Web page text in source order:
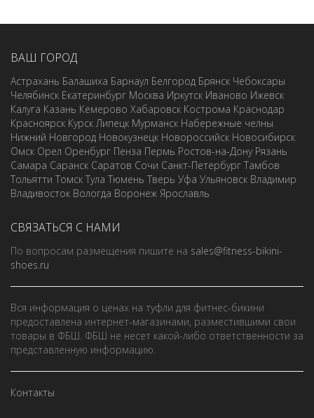
ВАШ ГОРОД
Астрахань Балашиха Барнаул Белгород Брянск Чебоксары
Челябинск Екатеринбург Москва Иркутск Иваново Ижевск
Калуга Казань Кемерово Хабаровск Кострома Краснодар
Красноярск Курск Липецк Мурманск Набережные челны
Нижний Новгород Новокузнецк Новороссийск Новосибирск
Омск Орел Оренбург Пенза Пермь Ростов-на-Дону Рязань
Самара Саранск Саратов Сочи Санкт-Петербург Тамбов
Тольятти Томск Тула Тюмень Тверь Уфа Ульяновск Владимир
Владивосток Вологда Воронеж Ярославль
СВЯЗАТЬСЯ С НАМИ
По вопросам размещения пишите на sales@fitness-bikini-
shoes.ru
Вся информация о ценах на туфли для фитнес-бикини
предоставлена интернет-магазинами, разместившими свои
товары в ФБШ. ФБШ не несет какой-либо ответственности за
представленную информацию.
Контакты